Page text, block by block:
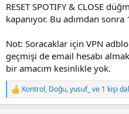
RESET SPOTIFY & CLOSE
kapanıyor. Bu adımdan sonra
Not: Soracaklar için VPN
geçmişi de email hesabı
bir amacım kesinlikle yok.
R
e
Kontrol, Doğu,yusuf_ ve 1 kişi